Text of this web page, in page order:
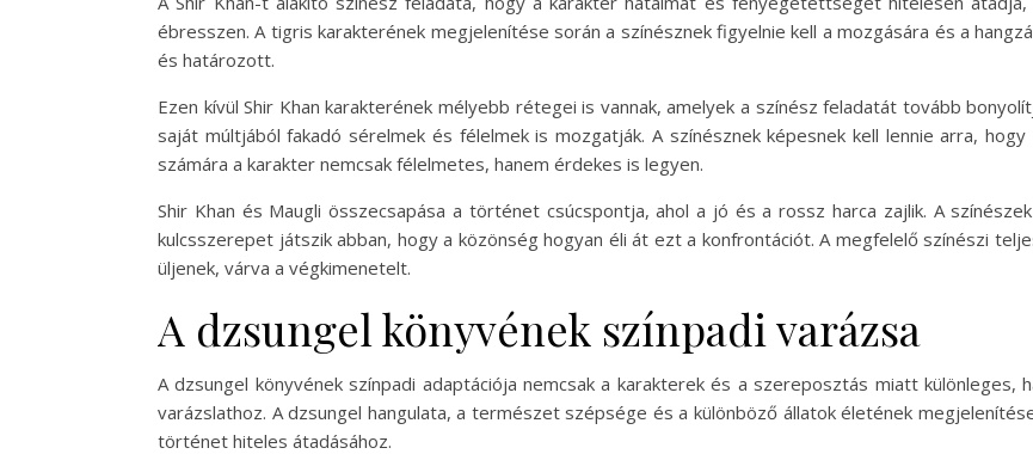
ébresszen. A tigris karakterének megjelenítése során a színésznek figyelnie kell a mozgására és a
és határozott.
Ezen kívül Shir Khan karakterének mélyebb rétegei is vannak, amelyek a színész feladatát tovább
saját múltjából fakadó sérelmek és félelmek is mozgatják. A színésznek képesnek kell lennie arra,
számára a karakter nemcsak félelmetes, hanem érdekes is legyen.
Shir Khan és Maugli összecsapása a történet csúcspontja, ahol a jó és a rossz harca zajlik. A
kulcsszerepet játszik abban, hogy a közönség hogyan éli át ezt a konfrontációt. A megfelelő színészi
üljenek, várva a végkimenetelt.
A dzsungel könyvének színpadi varázsa
A dzsungel könyvének színpadi adaptációja nemcsak a karakterek és a szereposztás miatt különleges,
varázslathoz. A dzsungel hangulata, a természet szépsége és a különböző állatok életének
történet hiteles átadásához.